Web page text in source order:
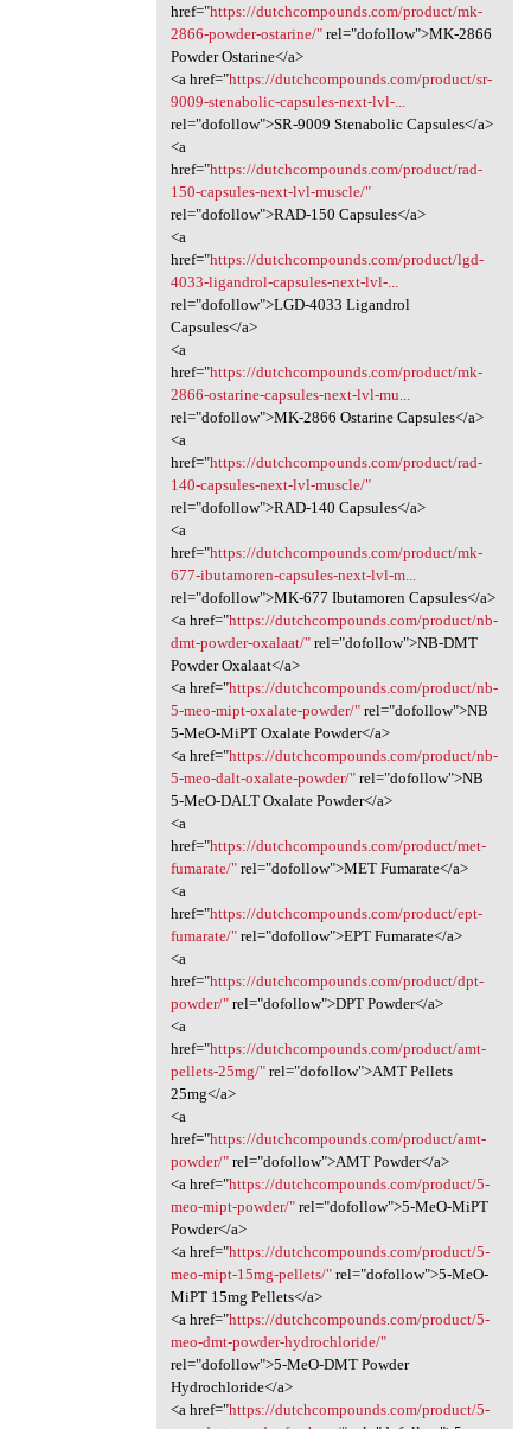
href="https://dutchcompounds.com/product/mk-
2866-powder-ostarine/"rel="dofollow">MK-2866
Powder Ostarine</a>
<a href="https://dutchcompounds.com/product/sr-
9009-stenabolic-capsules-next-lvl-...
rel="dofollow">SR-9009 Stenabolic Capsules</a>
<a
href="https://dutchcompounds.com/product/rad-
150-capsules-next-lvl-muscle/"
rel="dofollow">RAD-150 Capsules</a>
<a
href="https://dutchcompounds.com/product/lgd-
4033-ligandrol-capsules-next-lvl-...
rel="dofollow">LGD-4033 Ligandrol
Capsules</a>
<a
href="https://dutchcompounds.com/product/mk-
2866-ostarine-capsules-next-lvl-mu...
rel="dofollow">MK-2866 Ostarine Capsules</a>
<a
href="https://dutchcompounds.com/product/rad-
140-capsules-next-lvl-muscle/"
rel="dofollow">RAD-140 Capsules</a>
<a
href="https://dutchcompounds.com/product/mk-
677-ibutamoren-capsules-next-lvl-m...
rel="dofollow">MK-677 Ibutamoren Capsules</a>
<a href="https://dutchcompounds.com/product/nb-
dmt-powder-oxalaat/"rel="dofollow">NB-DMT
Powder Oxalaat</a>
<a href="https://dutchcompounds.com/product/nb-
5-meo-mipt-oxalate-powder/"rel="dofollow">NB
5-MeO-MiPT Oxalate Powder</a>
<a href="https://dutchcompounds.com/product/nb-
5-meo-dalt-oxalate-powder/"rel="dofollow">NB
5-MeO-DALT Oxalate Powder</a>
<a
href="https://dutchcompounds.com/product/met-
fumarate/"rel="dofollow">MET Fumarate</a>
<a
href="https://dutchcompounds.com/product/ept-
fumarate/"rel="dofollow">EPT Fumarate</a>
<a
href="https://dutchcompounds.com/product/dpt-
powder/"rel="dofollow">DPT Powder</a>
<a
href="https://dutchcompounds.com/product/amt-
pellets-25mg/"rel="dofollow">AMT Pellets
25mg</a>
<a
href="https://dutchcompounds.com/product/amt-
powder/"rel="dofollow">AMT Powder</a>
<a href="https://dutchcompounds.com/product/5-
meo-mipt-powder/"rel="dofollow">5-MeO-MiPT
Powder</a>
<a href="https://dutchcompounds.com/product/5-
meo-mipt-15mg-pellets/"rel="dofollow">5-MeO-
MiPT 15mg Pellets</a>
<a href="https://dutchcompounds.com/product/5-
meo-dmt-powder-hydrochloride/"
rel="dofollow">5-MeO-DMT Powder
Hydrochloride</a>
<a href="https://dutchcompounds.com/product/5-